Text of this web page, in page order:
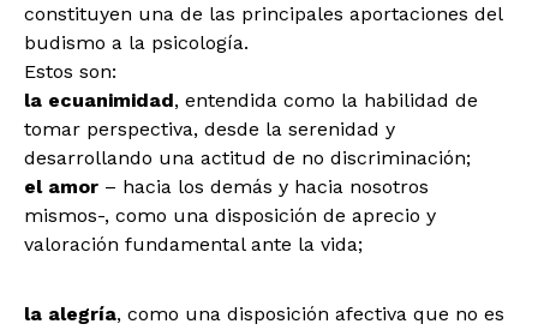
constituyen una de las principales aportaciones del
budismo a la psicología.
Estos son:
la ecuanimidad, entendida como la habilidad de
tomar perspectiva, desde la serenidad y
desarrollando una actitud de no discriminación;
el amor – hacia los demás y hacia nosotros
mismos-, como una disposición de aprecio y
valoración fundamental ante la vida;
la alegría, como una disposición afectiva que no es